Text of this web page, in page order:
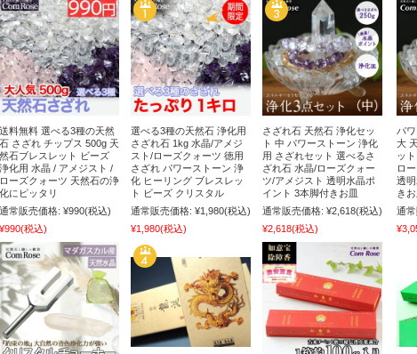
送料無料 選べる3種の天然
石 さざれ チップス 500g 天
然石ブレスレット ビーズ
浄化用 水晶 / アメジスト /
ローズクォーツ 天然石の浄
化にピッタリ
通常販売価格: ¥990(税込)
¥990(税込)
選べる3種の天然石 浄化用
さざれ石 1kg 水晶/アメジ
スト/ローズクォーツ 徳用
さざれ パワーストーン 浄
化 ヒーリング ブレスレッ
ト ビーズ クリスタル
通常販売価格: ¥1,980(税込)
¥1,980(税込)
さざれ石 天然石 浄化セッ
ト 中 パワーストーン 浄化
用 さざれセット 選べるさ
ざれ石 水晶/ローズクォー
ツ/アメジスト 透明水晶ポ
イント 3本脚付きお皿
通常販売価格: ¥2,618(税込)
¥2,618(税込)
パ
大
ッ
ロ
透
き
通